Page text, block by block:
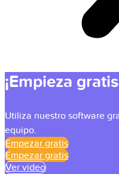
¡Empieza
Utiliza nuestro software
equipo.
Empezar gratis
Empezar gratis
Ver video